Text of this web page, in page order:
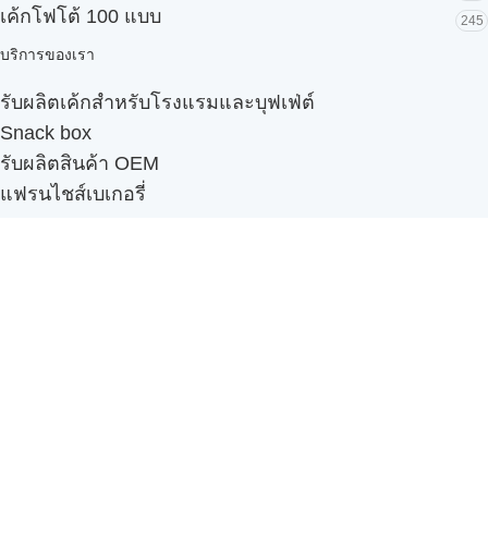
เค้กโฟโต้ 100 แบบ 245
บริการของเรา
รับผลิตเค้กสำหรับโรงแรมและบุฟเฟ่ต์
Snack box
รับผลิตสินค้า OEM
แฟรนไชส์เบเกอรี่